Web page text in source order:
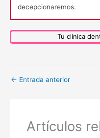
decepcionaremos.
Tu clínica
← Entrada anterior
Artículos